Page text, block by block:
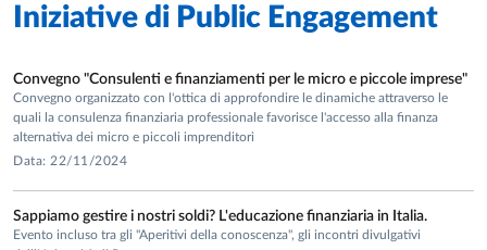
Iniziative di Public Engagement
Convegno "Consulenti e finanziamenti per le micro e piccole imprese"
Convegno organizzato con l'ottica di approfondire le dinamiche attraverso le
quali la consulenza finanziaria professionale favorisce l'accesso alla finanza
alternativa dei micro e piccoli imprenditori
Data: 22/11/2024
Sappiamo gestire i nostri soldi? L'educazione finanziaria in Italia.
Evento incluso tra gli "Aperitivi della conoscenza", gli incontri divulgativi